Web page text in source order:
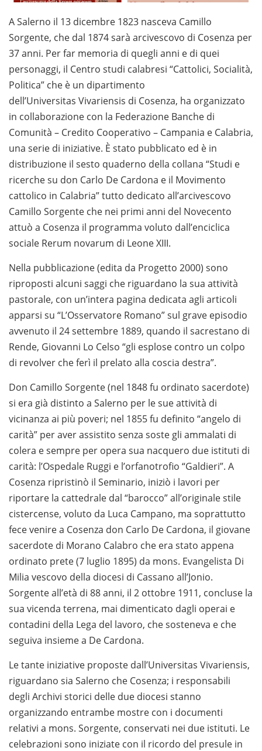
A Salerno il 13 dicembre 1823 nasceva Camillo
Sorgente, che dal 1874 sarà arcivescovo di Cosenza per
37 anni. Per far memoria di quegli anni e di quei
personaggi, il Centro studi calabresi “Cattolici, Socialità,
Politica” che è un dipartimento
dell’Universitas Vivariensis di Cosenza, ha organizzato
in collaborazione con la Federazione Banche di
Comunità – Credito Cooperativo – Campania e Calabria,
una serie di iniziative. È stato pubblicato ed è in
distribuzione il sesto quaderno della collana “Studi e
ricerche su don Carlo De Cardona e il Movimento
cattolico in Calabria” tutto dedicato all’arcivescovo
Camillo Sorgente che nei primi anni del Novecento
attuò a Cosenza il programma voluto dall’enciclica
sociale Rerum novarum di Leone XIII.
Nella pubblicazione (edita da Progetto 2000) sono
riproposti alcuni saggi che riguardano la sua attività
pastorale, con un’intera pagina dedicata agli articoli
apparsi su “L’Osservatore Romano” sul grave episodio
avvenuto il 24 settembre 1889, quando il sacrestano di
Rende, Giovanni Lo Celso “gli esplose contro un colpo
di revolver che ferì il prelato alla coscia destra”.
Don Camillo Sorgente (nel 1848 fu ordinato sacerdote)
si era già distinto a Salerno per le sue attività di
vicinanza ai più poveri; nel 1855 fu definito “angelo di
carità” per aver assistito senza soste gli ammalati di
colera e sempre per opera sua nacquero due istituti di
carità: l’Ospedale Ruggi e l’orfanotrofio “Galdieri”. A
Cosenza ripristinò il Seminario, iniziò i lavori per
riportare la cattedrale dal “barocco” all’originale stile
cistercense, voluto da Luca Campano, ma soprattutto
fece venire a Cosenza don Carlo De Cardona, il giovane
sacerdote di Morano Calabro che era stato appena
ordinato prete (7 luglio 1895) da mons. Evangelista Di
Milia vescovo della diocesi di Cassano all’Jonio.
Sorgente all’età di 88 anni, il 2 ottobre 1911, concluse la
sua vicenda terrena, mai dimenticato dagli operai e
contadini della Lega del lavoro, che sosteneva e che
seguiva insieme a De Cardona.
Le tante iniziative proposte dall’Universitas Vivariensis,
riguardano sia Salerno che Cosenza; i responsabili
degli Archivi storici delle due diocesi stanno
organizzando entrambe mostre con i documenti
relativi a mons. Sorgente, conservati nei due istituti. Le
celebrazioni sono iniziate con il ricordo del presule in